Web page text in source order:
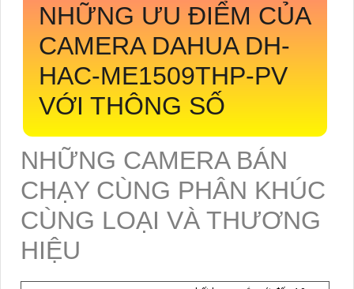
NHỮNG ƯU ĐIỂM CỦA
CAMERA DAHUA DH-
HAC-ME1509THP-PV
VỚI THÔNG SỐ
NHỮNG CAMERA BÁN
CHẠY CÙNG PHÂN KHÚC
CÙNG LOẠI VÀ THƯƠNG
HIỆU